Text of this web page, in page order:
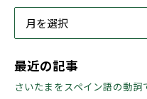
最近の記事
さいたまをスペイン語の動詞